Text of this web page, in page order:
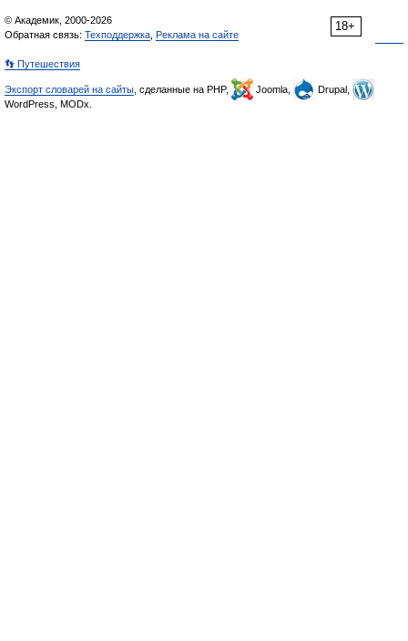
18+
© Академик, 2000-2026
Обратная связь: Техподдержка Реклама на сайте
👣 Путешествия
Экспорт словарей на сайты , сделанные на PHP, Joomla,
Drupal,
WordPress, MODx.